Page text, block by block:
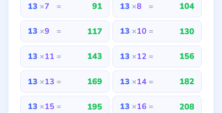
13 ×7 = 91 13 ×8 = 104
13 ×9 = 117 13 ×10 = 130
13 ×11 = 143 13 ×12 = 156
13 ×13 = 169 13 ×14 = 182
13 ×15 = 195 13 ×16 = 208